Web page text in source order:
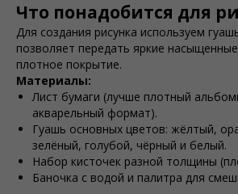
Что понадобится для
Для создания рисунка используем
позволяет передать яркие
плотное покрытие.
Материалы:
Лист бумаги (лучше плотный
акварельный формат).
Гуашь основных цветов: жёлтый,
зелёный, голубой, чёрный и белый.
Набор кисточек разной толщины
Баночка с водой и палитра для